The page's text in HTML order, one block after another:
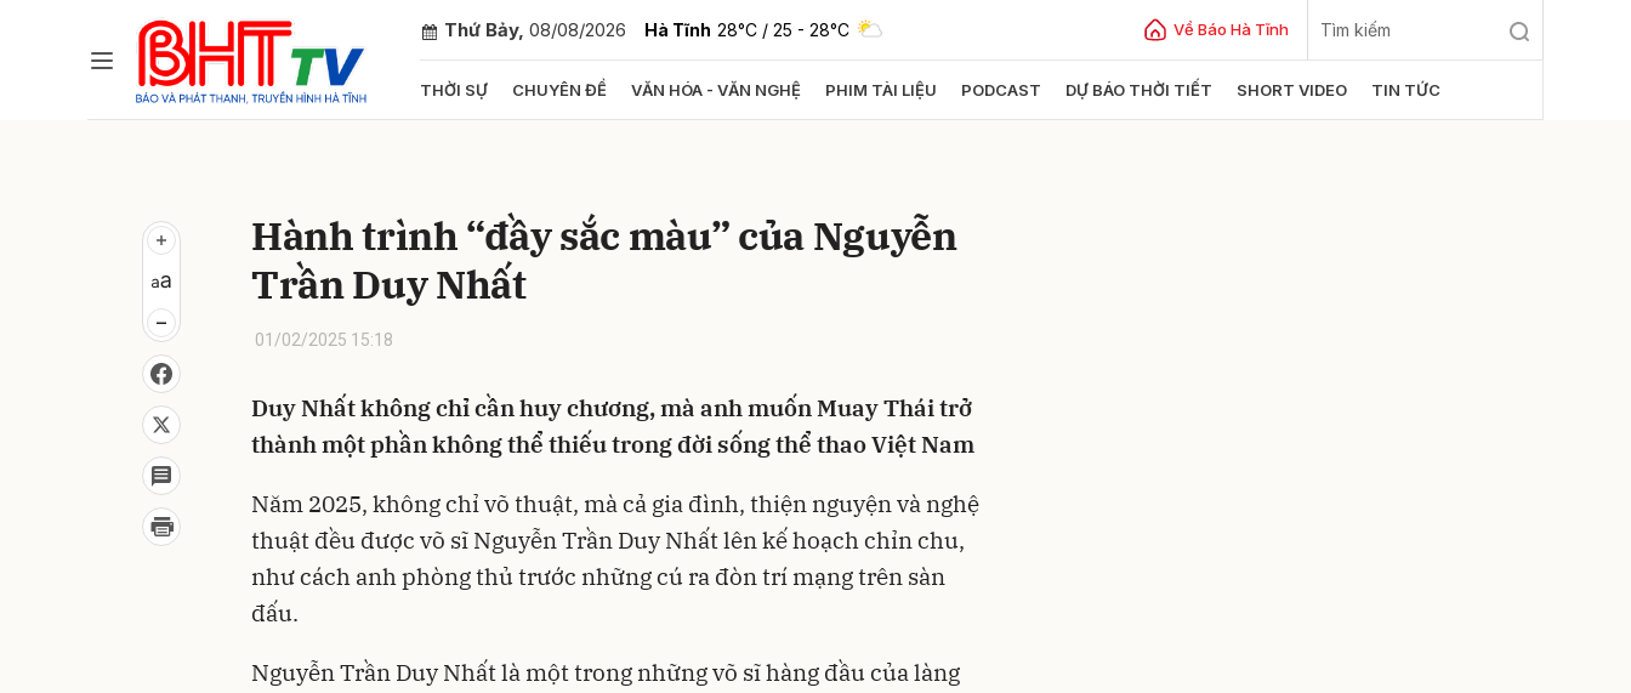
Thứ Bảy, 08/08/2026 Hà Tĩnh 28°C / 25 - 28°C Về Báo Hà Tĩnh
THỜI SỰ CHUYÊN ĐỀ VĂN HÓA - VĂN NGHỆ PHIM TÀI LIỆU PODCAST DỰ BÁO THỜI TIẾT SHORT VIDEO TIN TỨC
Hành trình “đầy sắc màu” của Nguyễn
Trần Duy Nhất
01/02/2025 15:18
Duy Nhất không chỉ cần huy chương, mà anh muốn Muay Thái trở
thành một phần không thể thiếu trong đời sống thể thao Việt Nam
Năm 2025, không chỉ võ thuật, mà cả gia đình, thiện nguyện và nghệ
thuật đều được võ sĩ Nguyễn Trần Duy Nhất lên kế hoạch chỉn chu,
như cách anh phòng thủ trước những cú ra đòn trí mạng trên sàn
đấu.
Nguyễn Trần Duy Nhất là một trong những võ sĩ hàng đầu của làng
Gửi bình luận
Hủy